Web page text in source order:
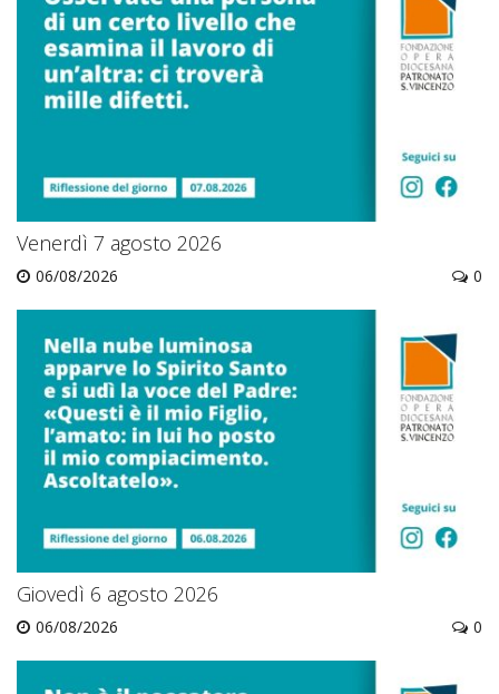
Venerdì 7 agosto 2026
06/08/2026 0
Giovedì 6 agosto 2026
06/08/2026 0